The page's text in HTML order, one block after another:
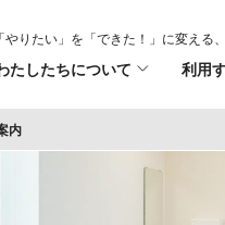
「やりたい」を「できた！」に変える、
たしたちについて 利用
ス
内